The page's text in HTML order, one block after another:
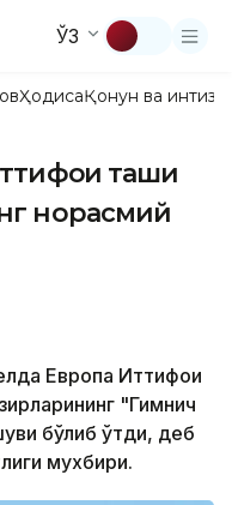
ЎЗ
ҲодисаҚонун ва
ташқи
норасмий
Европа Иттифоқи
"Гимнич
бўлиб ўтди, деб
мухбири.